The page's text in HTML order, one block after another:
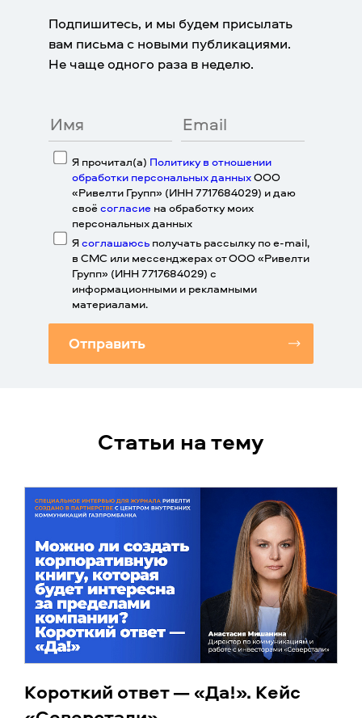
Подпишитесь, и мы будем присылать
вам письма с новыми публикациями.
Не чаще одного раза в неделю.
Я прочитал(а) Политику в отношении
обработки персональных данныхООО
«Ривелти Групп» (ИНН 7717684029) и даю
своёсогласие на обработку моих
персональных данных
Ясоглашаюсь получать рассылку по e-mail,
в СМС или мессенджерах от ООО «Ривелти
Групп» (ИНН 7717684029) с
информационными и рекламными
материалами.
Отправить
Статьи на тему
Короткий ответ — «Да!». Кейс